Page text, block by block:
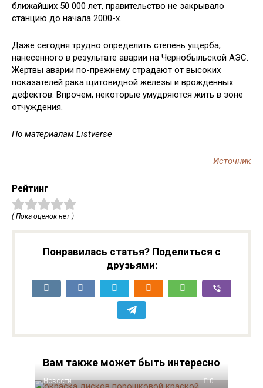
ближайших 50 000 лет, правительство не закрывало
станцию до начала 2000-х.
Даже сегодня трудно определить степень ущерба,
нанесенного в результате аварии на Чернобыльской АЭС.
Жертвы аварии по-прежнему страдают от высоких
показателей рака щитовидной железы и врожденных
дефектов. Впрочем, некоторые умудряются жить в зоне
отчуждения.
По материалам Listverse
Источник
Рейтинг
( Пока оценок нет )
Понравилась статья? Поделиться с
друзьями:
Вам также может быть интересно
Новости 0